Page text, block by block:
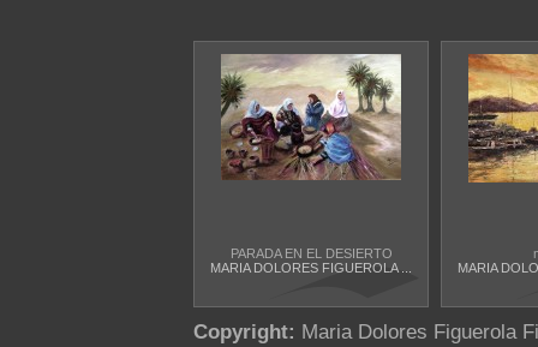
PARADA EN EL DESIERTO
MARIA DOLORES FIGUEROLA ...
MARIA
Copyright: Maria Dolores Figuerola